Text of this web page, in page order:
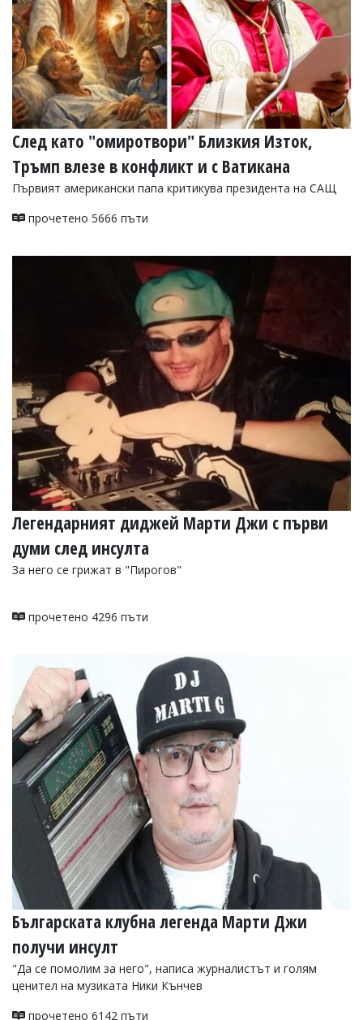
След като "омиротвори" Близкия Изток,
Тръмп влезе в конфликт и с Ватикана
Първият американски папа критикува президентa на САЩ
прочетено 5666 пъти
Легендарният диджей Марти Джи с първи
думи след инсулта
За него се грижат в "Пирогов"
прочетено 4296 пъти
Българската клубна легенда Марти Джи
получи инсулт
"Да се помолим за него", написа журналистът и голям
ценител на музиката Ники Кънчев
прочетено 6142 пъти